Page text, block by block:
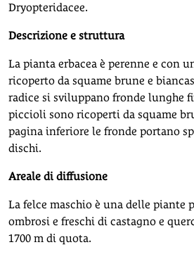
Dryopteridacee.
Descrizione e struttura
La pianta erbacea è perenne e con
ricoperto da squame brune e
radice si sviluppano fronde lunghe
piccioli sono ricoperti da squame
pagina inferiore le fronde portano
dischi.
Areale di diffusione
La felce maschio è una delle piante
ombrosi e freschi di castagno e
1700 m di quota.